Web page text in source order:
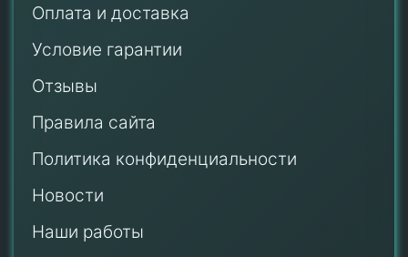
Оплата и доставка
Условие гарантии
Отзывы
Правила сайта
Политика конфиденциальности
Новости
Наши работы